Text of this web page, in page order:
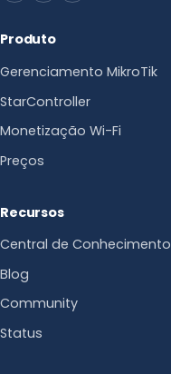
Produto
Gerenciamento MikroTik
StarController
Monetização Wi-Fi
Preços
Recursos
Central de Conhecimento
Blog
Community
Status